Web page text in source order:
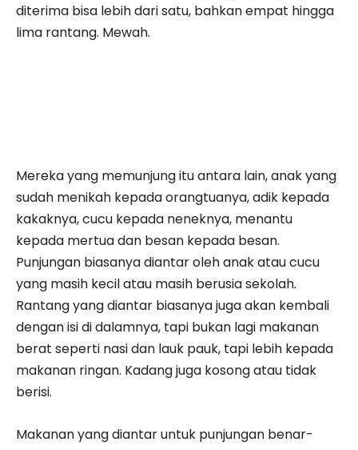
diterima bisa lebih dari satu, bahkan empat hingga
lima rantang. Mewah.
Mereka yang memunjung itu antara lain, anak yang
sudah menikah kepada orangtuanya, adik kepada
kakaknya, cucu kepada neneknya, menantu
kepada mertua dan besan kepada besan.
Punjungan biasanya diantar oleh anak atau cucu
yang masih kecil atau masih berusia sekolah.
Rantang yang diantar biasanya juga akan kembali
dengan isi di dalamnya, tapi bukan lagi makanan
berat seperti nasi dan lauk pauk, tapi lebih kepada
makanan ringan. Kadang juga kosong atau tidak
berisi.
Makanan yang diantar untuk punjungan benar-